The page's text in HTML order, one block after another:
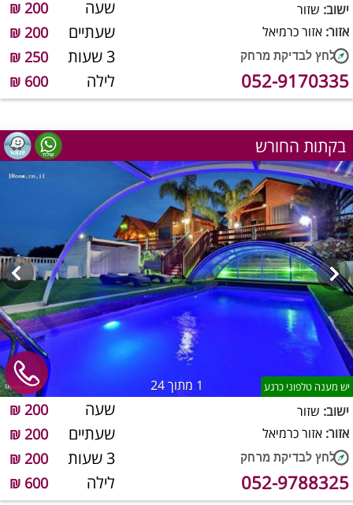
שעה 200 ₪
שעתיים 200 ₪
3 שעות 250 ₪
לילה 600 ₪
ישוב: שזור
אזור: אזור כרמיאל
052-9170335
בקתות החורש
1 מתוך 24 יש מענה טלפוני כרגע
שעה 200 ₪
שעתיים 200 ₪
3 שעות 200 ₪
לילה 600 ₪
ישוב: שזור
אזור: אזור כרמיאל
052-9788325